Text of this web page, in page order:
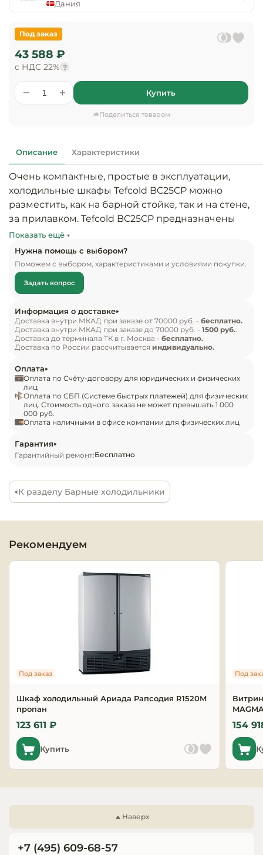
Кофейное
фастфуда
Инвентарь
Кухонный
Нейтральное
общепита
Весовое
химчисток и
Торговое и
Оснащение
отелей
Оснащение
бытового
оборудования
Дания
43 588 ₽
с НДС 22% ?
Под заказ
Купить
Поделиться товаром
Описание Характеристики
Очень компактные, простые в эксплуатации,
холодильные шкафы Tefcold BC25CP можно
разместить, как на барной стойке, так и на стене,
за прилавком. Tefcold BC25CP предназначены
для хранения банок и бутылок с
прохладительными напитками, ведь они очень
вместительные, несмотря на свой небольшой
размер (вместимость - 25 литров). Стеклянная
дверь улучшает создает прекрасные условия для
Показать ещё
Нужна помощь с выбором?
Поможем с выбором, характеристиками и условиями покупки.
Задать вопрос
Информация о доставке
Доставка внутри МКАД при заказе от 70000 руб. - бесплатно.
Доставка внутри МКАД при заказе до 70000 руб. - 1500 руб..
Доставка до терминала ТК в г. Москва - бесплатно.
Доставка по России рассчитывается индивидуально.
Оплата
Оплата по Счёту-договору для юридических и физических
лиц
Оплата по СБП (Системе быстрых платежей) для физических
лиц. Стоимость одного заказа не может превышать 1 000
000 руб.
Оплата наличными в офисе компании для физических лиц
Гарантия
Гарантийный ремонт:Бесплатно
К разделу Барные холодильники
Рекомендуем
Шкаф холодильный Ариада Рапсодия R1520M
пропан
Под заказ
123 611 ₽
Купить
Под
154
Наверх
+7 (495) 609-68-57